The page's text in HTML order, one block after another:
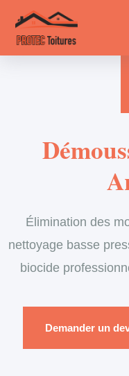
Élimination des
nettoyage basse
biocide
Demander un